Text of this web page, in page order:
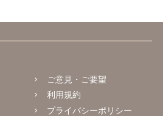
ご意見・ご要望
利用規約
プライバシーポリシー